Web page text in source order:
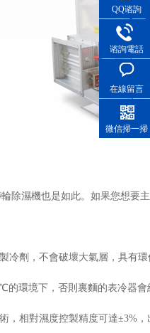
除濕機也是如此。如果您想要
冷劑，不會破壞大氣層，具有
的環境下，否則裏麵的表冷器
，相對濕度控製精度可達±3%
QQ谘詢
谘詢電話
在線留言
微信掃一掃